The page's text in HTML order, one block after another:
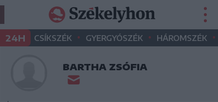
24H CSÍKSZÉK • GYERGYÓSZÉK • HÁROMSZÉK •
BARTHA ZSÓFIA